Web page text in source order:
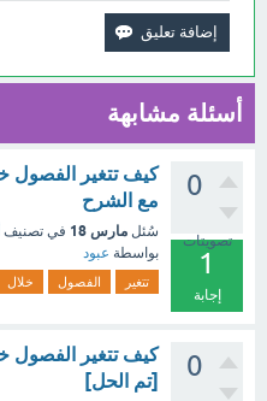
أسئلة مشابهة
0
تصويتات
1
إجابة
كيف تتغير الفصول
مع الشرح
سُئل مارس 18 في تصنيف
بواسطة عبود
تتغير الفصول خلال
0
كيف تتغير الفصول
[تم الحل]